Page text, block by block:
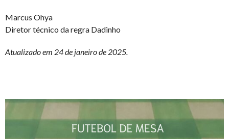
Marcus Ohya
Diretor técnico da regra Dadinho
Atualizado em 24 de janeiro de 2025.